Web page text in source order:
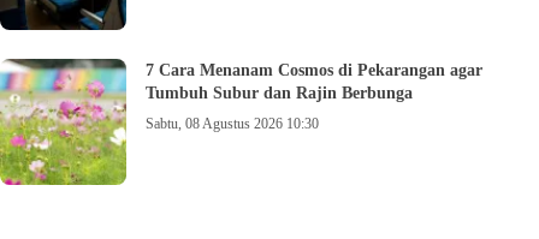
7 Cara Menanam Cosmos di Pekarangan agar
Tumbuh Subur dan Rajin Berbunga
Sabtu, 08 Agustus 2026 10:30